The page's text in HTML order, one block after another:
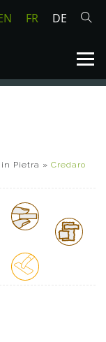
FR DE
Pietra » Credaro